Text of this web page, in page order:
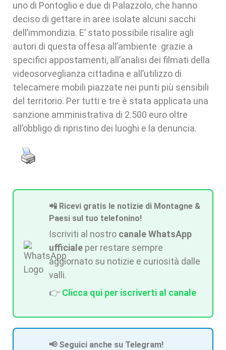
uno di Pontoglio e due di Palazzolo, che hanno
deciso di gettare in aree isolate alcuni sacchi
dell’immondizia. E’ stato possibile risalire agli
autori di questa offesa all’ambiente grazie a
specifici appostamenti, all’analisi dei filmati della
videosorveglianza cittadina e all’utilizzo di
telecamere mobili piazzate nei punti più sensibili
del territorio. Per tutti e tre è stata applicata una
sanzione amministrativa di 2.500 euro oltre
all’obbligo di ripristino dei luoghi e la denuncia.
📲 Ricevi gratis le notizie di Montagne &
Paesi sul tuo telefonino!
Iscriviti al nostro canale WhatsApp
ufficiale per restare sempre
aggiornato su notizie e curiosità dalle
valli.
👉 Clicca qui per iscriverti al canale
📢 Seguici anche su Telegram!